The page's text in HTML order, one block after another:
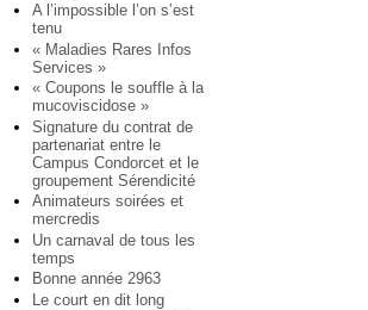
A l’impossible l’on s’est
tenu
« Maladies Rares Infos
Services »
« Coupons le souffle à la
mucoviscidose »
Signature du contrat de
partenariat entre le
Campus Condorcet et le
groupement Sérendicité
Animateurs soirées et
mercredis
Un carnaval de tous les
temps
Bonne année 2963
Le court en dit long